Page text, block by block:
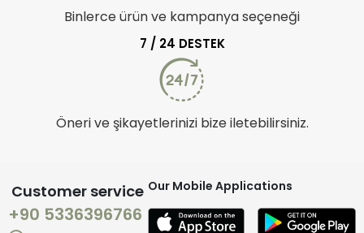
Binlerce ürün ve kampanya seçeneği
7 / 24 DESTEK
Öneri ve şikayetlerinizi bize iletebilirsiniz.
Customer service
+90 5336396766
Our Mobile Applications